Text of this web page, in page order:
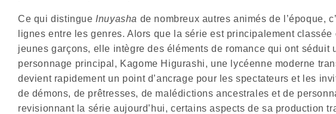
Ce qui distingue Inuyasha de nombreux autres animés de l’époque,
lignes entre les genres. Alors que la série est principalement
jeunes garçons, elle intègre des éléments de romance qui ont séduit
personnage principal, Kagome Higurashi, une lycéenne moderne
devient rapidement un point d’ancrage pour les spectateurs et les
de démons, de prêtresses, de malédictions ancestrales et de
revisionnant la série aujourd’hui, certains aspects de sa production